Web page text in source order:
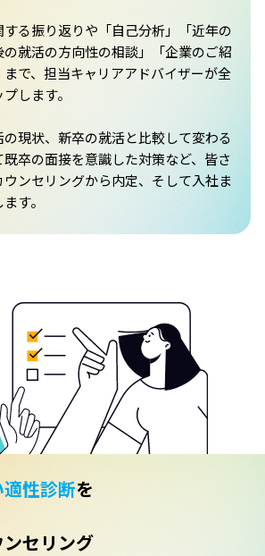
る振り返りや「自己分析」「近年の
就活の方向性の相談」「企業のご紹
で、担当キャリアアドバイザーが全
します。
現状、新卒の就活と比較して変わる
卒の面接を意識した対策など、皆さ
ンセリングから内定、そして入社ま
す。
性診断を
セリング